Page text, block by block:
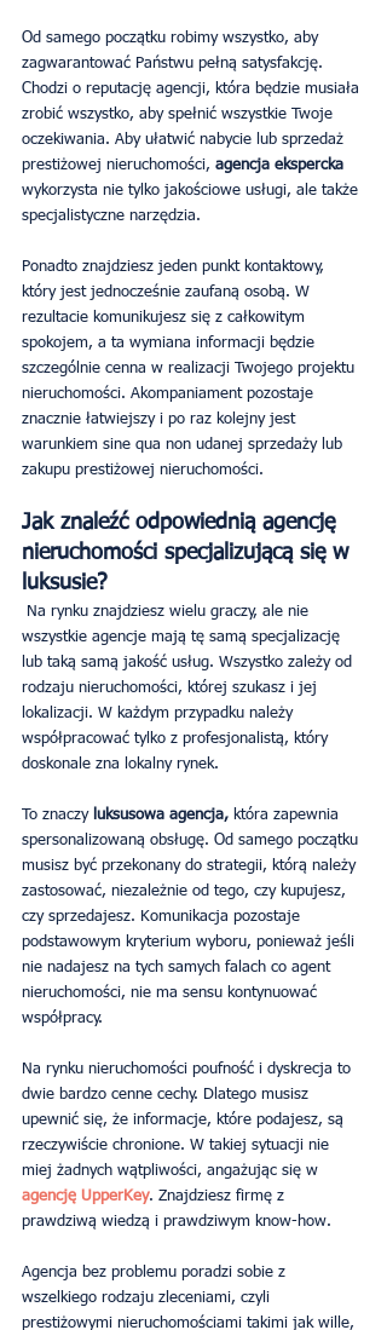
Od samego początku robimy wszystko, aby
zagwarantować Państwu pełną satysfakcję.
Chodzi o reputację agencji, która będzie musiała
zrobić wszystko, aby spełnić wszystkie Twoje
oczekiwania. Aby ułatwić nabycie lub sprzedaż
prestiżowej nieruchomości, agencja ekspercka
wykorzysta nie tylko jakościowe usługi, ale także
specjalistyczne narzędzia.
Ponadto znajdziesz jeden punkt kontaktowy,
który jest jednocześnie zaufaną osobą. W
rezultacie komunikujesz się z całkowitym
spokojem, a ta wymiana informacji będzie
szczególnie cenna w realizacji Twojego projektu
nieruchomości. Akompaniament pozostaje
znacznie łatwiejszy i po raz kolejny jest
warunkiem sine qua non udanej sprzedaży lub
zakupu prestiżowej nieruchomości.
Jak znaleźć odpowiednią agencję
nieruchomości specjalizującą się w
luksusie?
wszystkie agencje mają tę samą specjalizację
lub taką samą jakość usług. Wszystko zależy od
rodzaju nieruchomości, której szukasz i jej
lokalizacji. W każdym przypadku należy
współpracować tylko z profesjonalistą, który
doskonale zna lokalny rynek.
To znaczy luksusowa agencja, która zapewnia
spersonalizowaną obsługę. Od samego początku
musisz być przekonany do strategii, którą należy
zastosować, niezależnie od tego, czy kupujesz,
czy sprzedajesz. Komunikacja pozostaje
podstawowym kryterium wyboru, ponieważ jeśli
nie nadajesz na tych samych falach co agent
nieruchomości, nie ma sensu kontynuować
współpracy.
Na rynku nieruchomości poufność i dyskrecja to
dwie bardzo cenne cechy. Dlatego musisz
upewnić się, że informacje, które podajesz, są
rzeczywiście chronione. W takiej sytuacji nie
miej żadnych wątpliwości, angażując się w
agencję UpperKey. Znajdziesz firmę z
prawdziwą wiedzą i prawdziwym know-how.
Agencja bez problemu poradzi sobie z
wszelkiego rodzaju zleceniami, czyli
prestiżowymi nieruchomościami takimi jak wille,